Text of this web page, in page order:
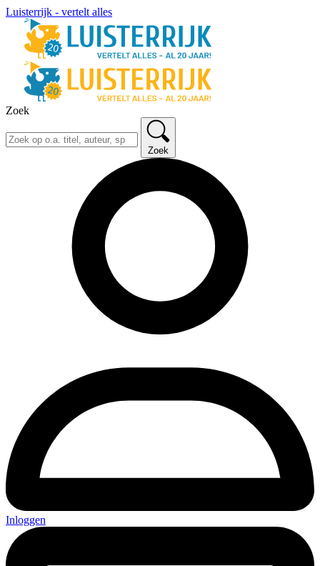
Luisterrijk - vertelt alles
Zoek
Zoek
Inloggen